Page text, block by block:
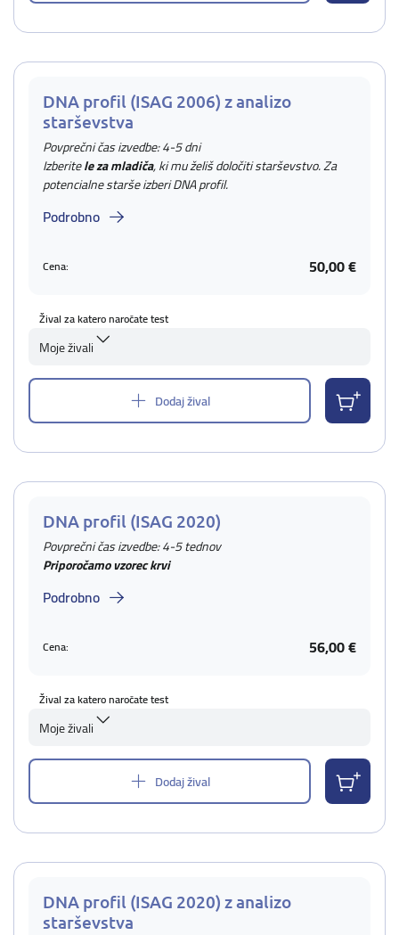
DNA profil (ISAG 2006) z analizo
starševstva
Povprečni čas izvedbe: 4-5 dni
Izberitele za mladiča, ki mu želiš določiti starševstvo. Za
potencialne starše izberi DNA profil.
Podrobno
Cena: 50,00 €
Žival za katero naročate test
Moje živali
Dodaj žival
DNA profil (ISAG 2020)
Povprečni čas izvedbe: 4-5 tednov
Priporočamo vzorec krvi
Podrobno
Cena: 56,00 €
Žival za katero naročate test
Moje živali
Dodaj žival
DNA profil (ISAG 2020) z analizo
starševstva